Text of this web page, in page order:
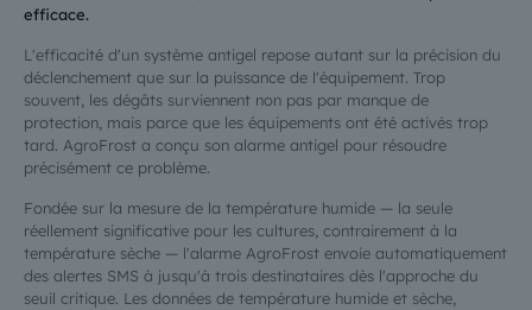
efficace.
L'efficacité d'un système antigel repose autant sur la précision du
déclenchement que sur la puissance de l'équipement. Trop
souvent, les dégâts surviennent non pas par manque de
protection, mais parce que les équipements ont été activés trop
tard. AgroFrost a conçu son alarme antigel pour résoudre
précisément ce problème.
Fondée sur la mesure de la température humide — la seule
réellement significative pour les cultures, contrairement à la
température sèche — l'alarme AgroFrost envoie automatiquement
des alertes SMS à jusqu'à trois destinataires dès l'approche du
seuil critique. Les données de température humide et sèche,